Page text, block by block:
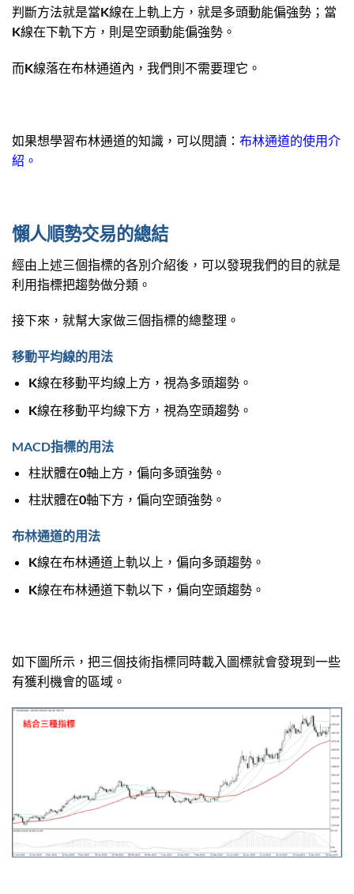
判斷方法就是當K線在上軌上方，就是多頭動能偏強勢；當
K線在下軌下方，則是空頭動能偏強勢。
而K線落在布林通道內，我們則不需要理它。
如果想學習布林通道的知識，可以閱讀： 布林通道的使用介
紹。
懶人順勢交易的總結
經由上述三個指標的各別介紹後，可以發現我們的目的就是
利用指標把趨勢做分類。
接下來，就幫大家做三個指標的總整理。
移動平均線的用法
K線在移動平均線上方，視為多頭趨勢。
K線在移動平均線下方，視為空頭趨勢。
MACD指標的用法
柱狀體在0軸上方，偏向多頭強勢。
柱狀體在0軸下方，偏向空頭強勢。
布林通道的用法
K線在布林通道上軌以上，偏向多頭趨勢。
K線在布林通道下軌以下，偏向空頭趨勢。
如下圖所示，把三個技術指標同時載入圖標就會發現到一些
有獲利機會的區域。